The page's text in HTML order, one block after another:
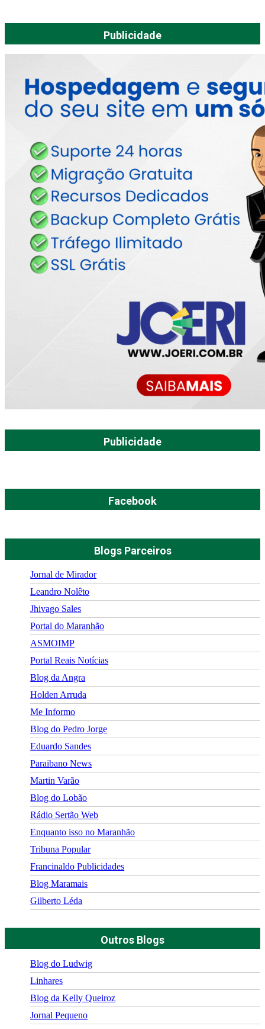
Publicidade
Publicidade
Facebook
Blogs Parceiros
Jornal de Mirador
Leandro Nolêto
Jhivago Sales
Portal do Maranhão
ASMOIMP
Portal Reais Notí­cias
Blog da Angra
Holden Arruda
Me Informo
Blog do Pedro Jorge
Eduardo Sandes
Paraibano News
Martin Varão
Blog do Lobão
Rádio Sertão Web
Enquanto isso no Maranhão
Tribuna Popular
Francinaldo Publicidades
Blog Maramais
Gilberto Léda
Outros Blogs
Blog do Ludwig
Linhares
Blog da Kelly Queiroz
Jornal Pequeno